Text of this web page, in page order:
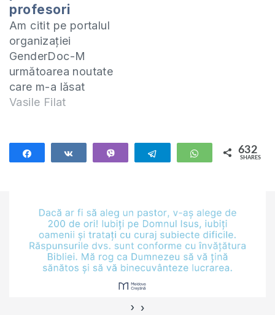
profesori
Am citit pe portalul
organizaţiei
GenderDoc-M
următoarea noutate
care m-a lăsat
indignat. Iată ce
în orăşelul Călăraşi
s-a desfăşurat un
pentru studenţii
colegiului
pedagogic din
localitate. Trebuie
să menţionăm că
Vasile Filat
Telegram WhatsApp
632
SHARES
‹ ›